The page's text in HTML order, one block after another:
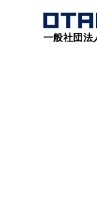
一般社団法